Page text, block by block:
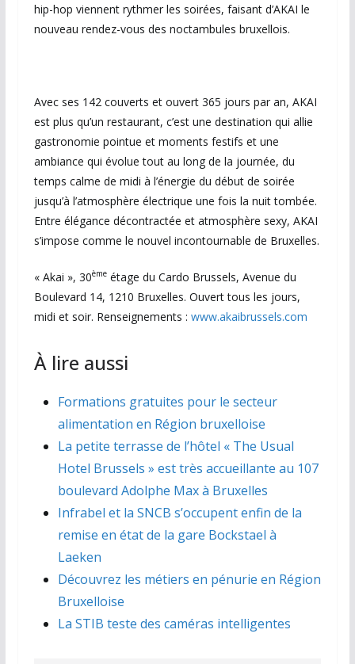
hip-hop viennent rythmer les soirées, faisant d’AKAI le
nouveau rendez-vous des noctambules bruxellois.
Avec ses 142 couverts et ouvert 365 jours par an, AKAI
est plus qu’un restaurant, c’est une destination qui allie
gastronomie pointue et moments festifs et une
ambiance qui évolue tout au long de la journée, du
temps calme de midi à l’énergie du début de soirée
jusqu’à l’atmosphère électrique une fois la nuit tombée.
Entre élégance décontractée et atmosphère sexy, AKAI
s’impose comme le nouvel incontournable de Bruxelles.
« Akai », 30èmeétage du Cardo Brussels, Avenue du
Boulevard 14, 1210 Bruxelles. Ouvert tous les jours,
midi et soir. Renseignements : www.akaibrussels.com
À lire aussi
Formations gratuites pour le secteur
alimentation en Région bruxelloise
La petite terrasse de l’hôtel « The Usual
Hotel Brussels » est très accueillante au 107
boulevard Adolphe Max à Bruxelles
Infrabel et la SNCB s’occupent enfin de la
remise en état de la gare Bockstael à
Laeken
Découvrez les métiers en pénurie en Région
Bruxelloise
La STIB teste des caméras intelligentes